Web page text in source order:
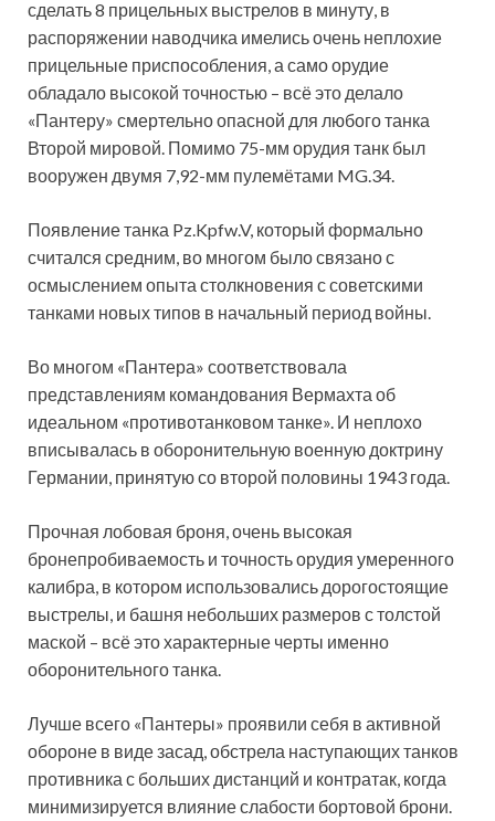
сделать 8 прицельных выстрелов в минуту, в
распоряжении наводчика имелись очень неплохие
прицельные приспособления, а само орудие
обладало высокой точностью – всё это делало
«Пантеру» смертельно опасной для любого танка
Второй мировой. Помимо 75-мм орудия танк был
вооружен двумя 7,92-мм пулемётами MG.34.
Появление танка Pz.Kpfw.V, который формально
считался средним, во многом было связано с
осмыслением опыта столкновения с советскими
танками новых типов в начальный период войны.
Во многом «Пантера» соответствовала
представлениям командования Вермахта об
идеальном «противотанковом танке». И неплохо
вписывалась в оборонительную военную доктрину
Германии, принятую со второй половины 1943 года.
Прочная лобовая броня, очень высокая
бронепробиваемость и точность орудия умеренного
калибра, в котором использовались дорогостоящие
выстрелы, и башня небольших размеров с толстой
маской – всё это характерные черты именно
оборонительного танка.
Лучше всего «Пантеры» проявили себя в активной
обороне в виде засад, обстрела наступающих танков
противника с больших дистанций и контратак, когда
минимизируется влияние слабости бортовой брони.